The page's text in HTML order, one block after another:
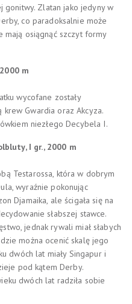
gonitwy. Zlatan jako jedyny w
co paradoksalnie może
mają osiągnąć szczyt formy
m
wycofane zostały
krew Gwardia oraz Akcyza.
niezłego Decybela I.
I gr., 2000 m
Testarossa, która w dobrym
wyraźnie pokonując
Djamaika, ale ścigała się na
słabszej stawce.
jednak rywali miał słabych
można ocenić skalę jego
dwóch lat miały Singapur i
pod kątem Derby.
dwóch lat radziła sobie